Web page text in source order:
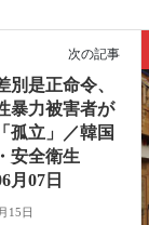
次の記事
別是正命令、
暴力被害者が
孤立」／韓国
安全衛生
月07日
15日